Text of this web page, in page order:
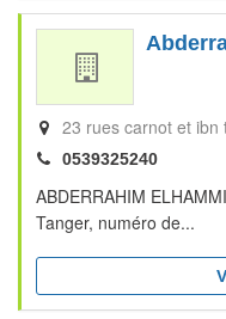
23 rues carnot et
0539325240
ABDERRAHIM
Tanger, numéro de...